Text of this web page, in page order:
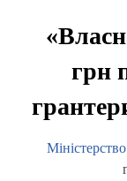
грн